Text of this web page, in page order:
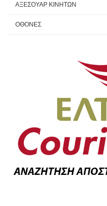
ΑΞΕΣΟΥΑΡ ΚΙΝΗΤΩΝ
ΟΘΟΝΕΣ